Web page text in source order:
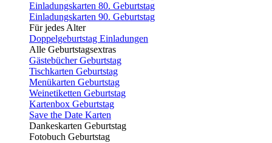
Einladungskarten 80. Geburtstag
Einladungskarten 90. Geburtstag
Für jedes Alter
Doppelgeburtstag Einladungen
Alle Geburtstagsextras
Gästebücher Geburtstag
Tischkarten Geburtstag
Menükarten Geburtstag
Weinetiketten Geburtstag
Kartenbox Geburtstag
Save the Date Karten
Dankeskarten Geburtstag
Fotobuch Geburtstag